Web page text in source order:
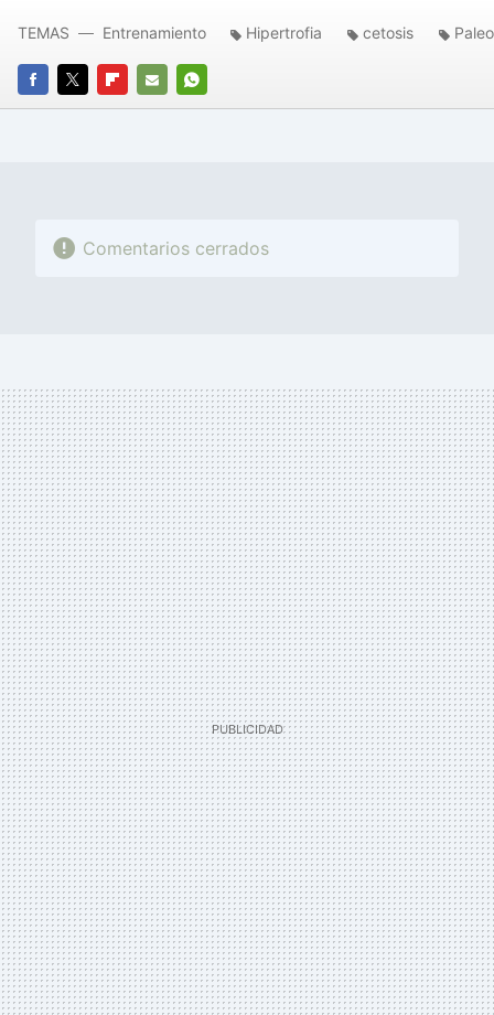
FACEBOOK
TWITTERFLIPBOARD
E-
WHATSAPP
TEMAS Entrenamiento Hipertrofia cetosis
Comentarios cerrados